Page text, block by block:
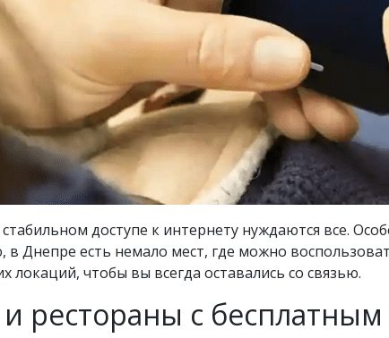
доступе к интернету нуждаются все.
в Днепре есть немало мест, где можно
локаций, чтобы вы всегда оставались со связью.
рестораны с бесплатным